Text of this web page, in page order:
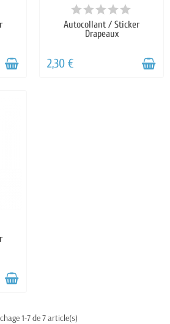
Autocollant / Sticker
Drapeaux
2,30 €
1-7 de 7 article(s)